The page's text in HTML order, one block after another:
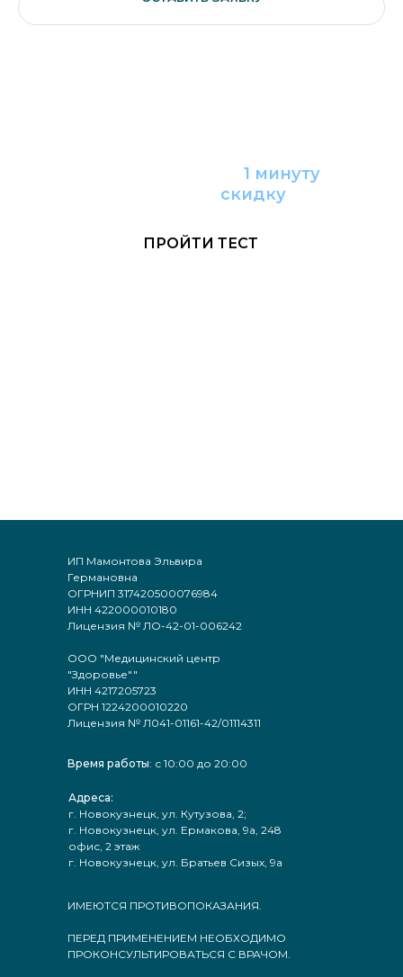
1 минуту
скидку
ПРОЙТИ ТЕСТ
ИП Мамонтова Эльвира
Германовна
ОГРНИП 317420500076984
ИНН 422000010180
Лицензия № ЛО-42-01-006242
ООО "Медицинский центр
"Здоровье""
ИНН 4217205723
ОГРН 1224200010220
Лицензия № Л041-01161-42/01114311
ИМЕЮТСЯ ПРОТИВОПОКАЗАНИЯ.
ПЕРЕД ПРИМЕНЕНИЕМ НЕОБХОДИМО
ПРОКОНСУЛЬТИРОВАТЬСЯ С ВРАЧОМ.
Время работы: с 10:00 до 20:00
Адреса:
г. Новокузнецк, ул. Кутузова, 2;
г. Новокузнецк, ул. Ермакова, 9а, 248
офис, 2 этаж
г. Новокузнецк, ул. Братьев Сизых, 9а